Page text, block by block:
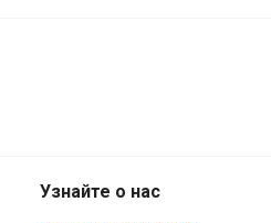
Узнайте о нас